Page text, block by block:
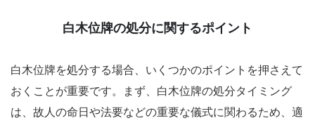
白木位牌の処分に関するポイント
白木位牌を処分する場合、いくつかのポイントを押さえて
おくことが重要です。まず、白木位牌の処分タイミング
は、故人の命日や法要などの重要な儀式に関わるため、適